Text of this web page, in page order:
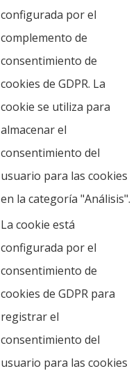
configurada por el
complemento de
consentimiento de
cookies de GDPR. La
cookie se utiliza para
almacenar el
consentimiento del
usuario para las cookies
en la categoría "Análisis".
La cookie está
configurada por el
consentimiento de
cookies de GDPR para
registrar el
consentimiento del
usuario para las cookies